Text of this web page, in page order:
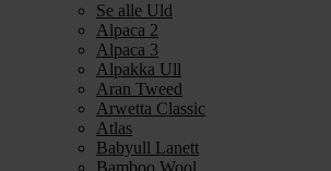
Se alle Uld
Alpaca 2
Alpaca 3
Alpakka Ull
Aran Tweed
Arwetta Classic
Atlas
Babyull Lanett
Bamboo Wool